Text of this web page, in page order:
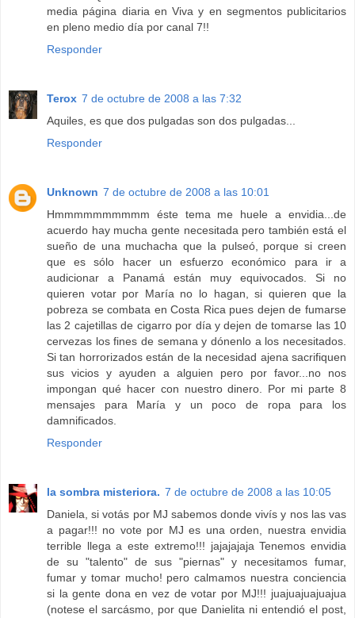
media página diaria en Viva y en segmentos publicitarios
en pleno medio día por canal 7!!
Responder
Terox 7 de octubre de 2008 a las 7:32
Aquiles, es que dos pulgadas son dos pulgadas...
Responder
Unknown 7 de octubre de 2008 a las 10:01
Hmmmmmmmmmm éste tema me huele a envidia...de
acuerdo hay mucha gente necesitada pero también está el
sueño de una muchacha que la pulseó, porque si creen
que es sólo hacer un esfuerzo económico para ir a
audicionar a Panamá están muy equivocados. Si no
quieren votar por María no lo hagan, si quieren que la
pobreza se combata en Costa Rica pues dejen de fumarse
las 2 cajetillas de cigarro por día y dejen de tomarse las 10
cervezas los fines de semana y dónenlo a los necesitados.
Si tan horrorizados están de la necesidad ajena sacrifiquen
sus vicios y ayuden a alguien pero por favor...no nos
impongan qué hacer con nuestro dinero. Por mi parte 8
mensajes para María y un poco de ropa para los
damnificados.
Responder
la sombra misteriora. 7 de octubre de 2008 a las 10:05
Daniela, si votás por MJ sabemos donde vivís y nos las vas
a pagar!!! no vote por MJ es una orden, nuestra envidia
terrible llega a este extremo!!! jajajajaja Tenemos envidia
de su "talento" de sus "piernas" y necesitamos fumar,
fumar y tomar mucho! pero calmamos nuestra conciencia
si la gente dona en vez de votar por MJ!!! juajuajuajuajua
(notese el sarcásmo, por que Danielita ni entendió el post,